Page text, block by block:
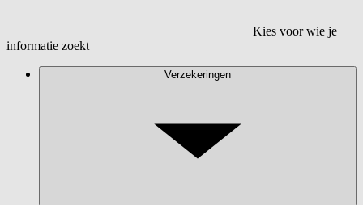
Kies voor wie je
informatie zoekt
Verzekeringen